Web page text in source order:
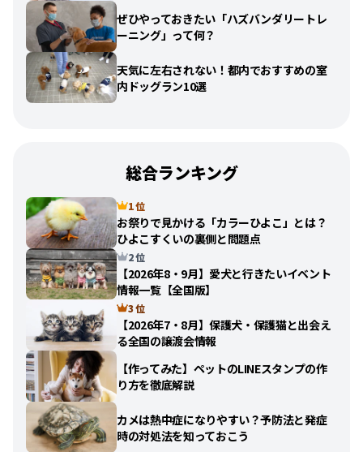
ぜひやっておきたい「ハズバンダリートレ
ーニング」って何？
天気に左右されない！都内でおすすめの室
内ドッグラン10選
総合ランキング
1 位
お祭りで見かける「カラーひよこ」とは？
ひよこすくいの裏側と問題点
2 位
【2026年8・9月】愛犬と行きたいイベント
情報一覧【全国版】
3 位
【2026年7・8月】保護犬・保護猫と出会え
る全国の譲渡会情報
【作ってみた】ペットのLINEスタンプの作
り方を徹底解説
カメは熱中症になりやすい？予防法と発症
時の対処法を知っておこう